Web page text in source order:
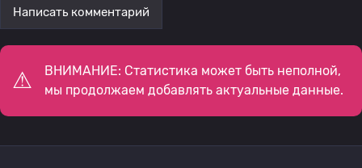
Написать комментарий
ВНИМАНИЕ: Статистика может быть неполной,
мы продолжаем добавлять актуальные данные.